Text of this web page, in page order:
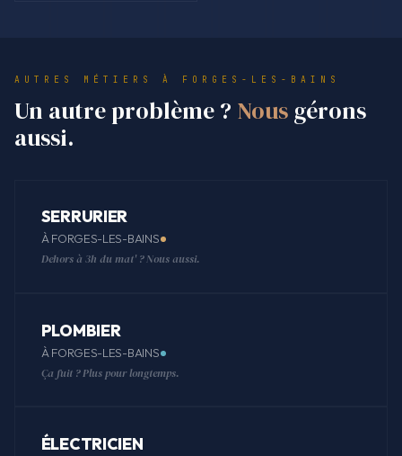
AUTRES MÉTIERS À FORGES-LES-BAINS
Un autre problème ? Nous gérons
aussi.
SERRURIER
À FORGES-LES-BAINS
Dehors à 3h du mat' ? Nous aussi.
PLOMBIER
À FORGES-LES-BAINS
Ça fuit ? Plus pour longtemps.
ÉLECTRICIEN